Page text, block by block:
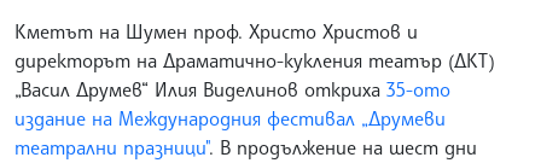
Кметът на Шумен проф. Христо Христов и
директорът на Драматично-кукления театър (ДКТ)
„Васил Друмев“ Илия Виделинов откриха 35-ото
издание на Международния фестивал „Друмеви
театрални празници". В продължение на шест дни